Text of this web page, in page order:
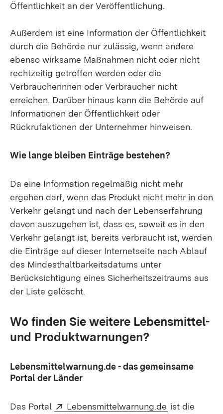
Öffentlichkeit an der Veröffentlichung.
Außerdem ist eine Information der Öffentlichkeit
durch die Behörde nur zulässig, wenn andere
ebenso wirksame Maßnahmen nicht oder nicht
rechtzeitig getroffen werden oder die
Verbraucherinnen oder Verbraucher nicht
erreichen. Darüber hinaus kann die Behörde auf
Informationen der Öffentlichkeit oder
Rückrufaktionen der Unternehmer hinweisen.
Wie lange bleiben Einträge bestehen?
Da eine Information regelmäßig nicht mehr
ergehen darf, wenn das Produkt nicht mehr in den
Verkehr gelangt und nach der Lebenserfahrung
davon auszugehen ist, dass es, soweit es in den
Verkehr gelangt ist, bereits verbraucht ist, werden
die Einträge auf dieser Internetseite nach Ablauf
des Mindesthaltbarkeitsdatums unter
Berücksichtigung eines Sicherheitszeitraums aus
der Liste gelöscht.
Wo finden Sie weitere Lebensmittel-
und Produktwarnungen?​
Lebensmittelwarnung.de - das gemeinsame
Portal der Länder
Das Portal Extern:
Lebensmittelwarnung.de (Öffnet in
ist die